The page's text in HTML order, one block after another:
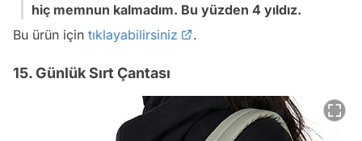
hiç memnun kalmadım. Bu yüzden 4 yıldız.
Bu ürün için tıklayabilirsiniz .
15. Günlük Sırt Çantası